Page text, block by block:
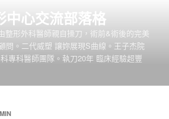
中心交流部落格
整形外科醫師親自操刀，術前&術後的完美
問。二代威塑 讓妳展現S曲線。王子杰院
專科醫師團隊。執刀20年 臨床經驗超豐